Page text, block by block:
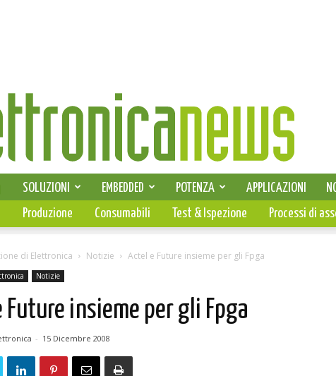
SELEZIONE DI ELETTRONICA
SOLUZIONI EMBEDDED POTENZA APPLICAZIONI
PCB
Produzione Consumabili Test & Ispezione Processi di
di Elettronica Notizie Actel e Future insieme per gli Fpga
Notizie
Future insieme per gli Fpga
- 15 Dicembre 2008